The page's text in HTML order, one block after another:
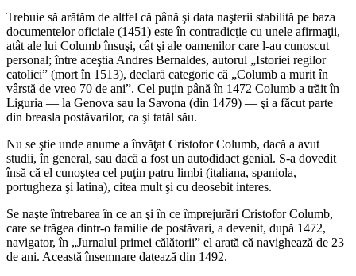
Trebuie să arătăm de altfel că până şi data naşterii stabilită pe baza
documentelor oficiale (1451) este în contradicţie cu unele afirmaţii,
atât ale lui Columb însuşi, cât şi ale oamenilor care l-au cunoscut
personal; între aceştia Andres Bernaldes, autorul „Istoriei regilor
catolici” (mort în 1513), declară categoric că „Columb a murit în
vârstă de vreo 70 de ani”. Cel puţin până în 1472 Columb a trăit în
Liguria — la Genova sau la Savona (din 1479) — şi a făcut parte
din breasla postăvarilor, ca şi tatăl său.
Nu se ştie unde anume a învăţat Cristofor Columb, dacă a avut
studii, în general, sau dacă a fost un autodidact genial. S-a dovedit
însă că el cunoştea cel puţin patru limbi (italiana, spaniola,
portugheza şi latina), citea mult şi cu deosebit interes.
Se naşte întrebarea în ce an şi în ce împrejurări Cristofor Columb,
care se trăgea dintr-o familie de postăvari, a devenit, după 1472,
navigator, în „Jurnalul primei călătorii” el arată că navighează de 23
de ani. Această însemnare datează din 1492.